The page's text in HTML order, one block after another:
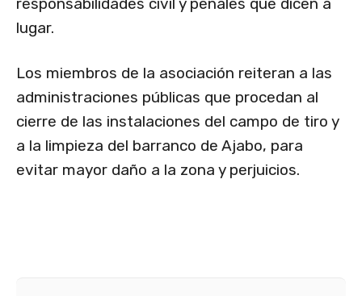
lugar.
Los miembros de la asociación reiteran a las
administraciones públicas que procedan al
cierre de las instalaciones del campo de tiro y
a la limpieza del barranco de Ajabo, para
evitar mayor daño a la zona y perjuicios.